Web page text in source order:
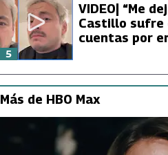
VIDEO| “Me
Castillo sufre
cuentas por
5
Más de HBO Max